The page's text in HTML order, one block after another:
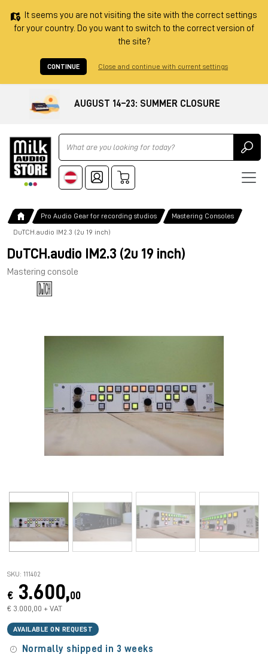
It seems you are not visiting the site with the correct settings
for your country. Do you want to switch to the correct version of
the site?
CONTINUE Close and continue with current settings
AUGUST 14–23: SUMMER CLOSURE
Ricerca
Pro Audio Gear for recording studios Mastering Consoles
DuTCH.audio IM2.3 (2u 19 inch)
DuTCH.audio IM2.3 (2u 19 inch)
Mastering console
SKU: 111402
€ 3.600,00
€ 3.000,00 + VAT
AVAILABLE ON REQUEST
Normally shipped in 3 weeks